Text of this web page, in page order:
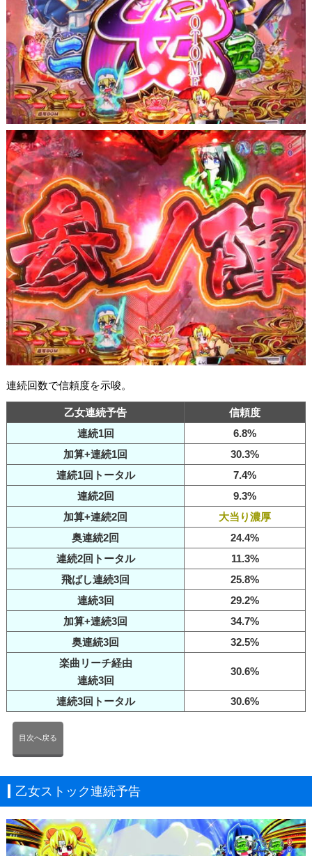
連続回数で信頼度を示唆。
乙女連続予告
信頼度
連続1回
6.8%
加算+連続1回
30.3%
連続1回トータル
7.4%
連続2回
9.3%
加算+連続2回
大当り濃厚
奥連続2回
24.4%
連続2回トータル
11.3%
飛ばし連続3回
25.8%
連続3回
29.2%
加算+連続3回
34.7%
奥連続3回
32.5%
楽曲リーチ経由
連続3回
30.6%
連続3回トータル 30.6%
目次へ戻る
乙女ストック連続予告